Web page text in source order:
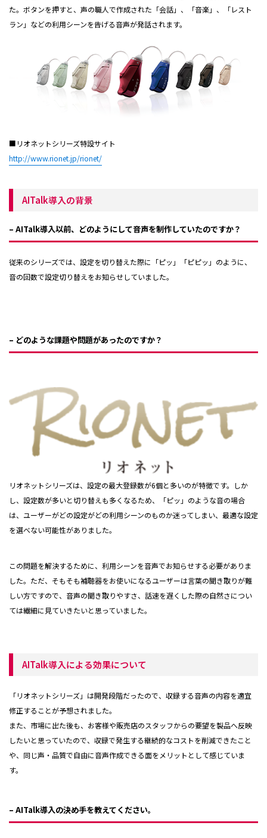
た。ボタンを押すと、声の職人で作成された「会話」、「音楽」、「レスト
ラン」などの利用シーンを告げる音声が発話されます。
■リオネットシリーズ特設サイト
http://www.rionet.jp/rionet/
AITalk導入の背景
– AITalk導入以前、どのようにして音声を制作していたのですか？
従来のシリーズでは、設定を切り替えた際に「ピッ」「ピピッ」のように、
音の回数で設定切り替えをお知らせしていました。
– どのような課題や問題があったのですか？
リオネットシリーズは、設定の最大登録数が6個と多いのが特徴です。しか
し、設定数が多いと切り替えも多くなるため、「ピッ」のような音の場合
は、ユーザーがどの設定がどの利用シーンのものか迷ってしまい、最適な設定
を選べない可能性がありました。
この問題を解決するために、利用シーンを音声でお知らせする必要がありま
した。ただ、そもそも補聴器をお使いになるユーザーは言葉の聞き取りが難
しい方ですので、音声の聞き取りやすさ、話速を遅くした際の自然さについ
ては繊細に見ていきたいと思っていました。
AITalk導入による効果について
「リオネットシリーズ」は開発段階だったので、収録する音声の内容を適宜
修正することが予想されました。
また、市場に出た後も、お客様や販売店のスタッフからの要望を製品へ反映
したいと思っていたので、収録で発生する継続的なコストを削減できたこと
や、同じ声・品質で自由に音声作成できる面をメリットとして感じていま
す。
– AITalk導入の決め手を教えてください。